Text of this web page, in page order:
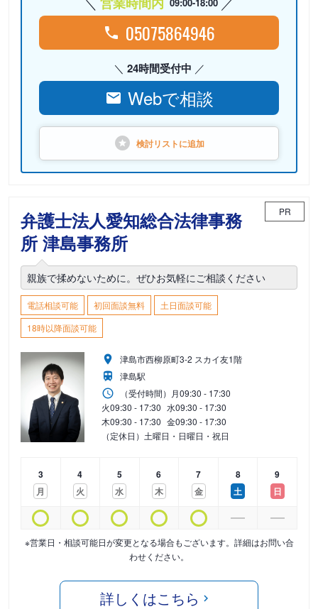
05075864946
24時間受付中
Webで相談
検討リストに追加
弁護士法人愛知総合法律事務
所 津島事務所
PR
親族で揉めないために。ぜひお気軽にご相談ください
電話相談可能 初回面談無料
土日面談可能
18時以降面談可能
津島市西柳原町3-2 スカイ友1階
津島駅
（受付時間） 月09:30 - 17:30
火09:30 - 17:30 水09:30 - 17:30
木09:30 - 17:30 金09:30 - 17:30
（定休日）土曜日・日曜日・祝日
3
月
4
火
5
水
6
木
7
金
8
土
9
日
※営業日・相談可能日が変更となる場合もございます。詳細はお問い合
わせください。
詳しくはこちら